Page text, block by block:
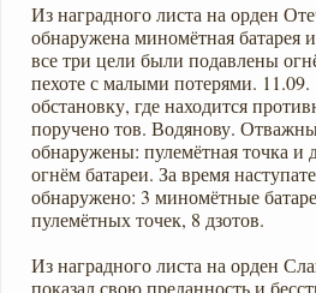
Из наградного листа на орден
обнаружена миномётная батарея
все три цели были подавлены
пехоте с малыми потерями.
обстановку, где находится
поручено тов. Водянову.
обнаружены: пулемётная точка
огнём батареи. За время
обнаружено: 3 миномётные
пулемётных точек, 8 дзотов.
Из наградного листа на орден
показал свою преданность и